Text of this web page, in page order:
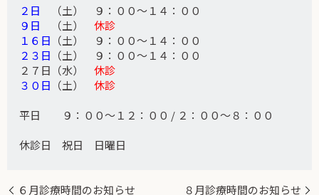
２日
（土） ９：００～１４：００
９日
（土）休診
１６日 （土） ９：００～１４：００
２３日 （土） ９：００～１４：００
２７日（水）休診
３０日 （土）休診
平日 ９：００～１２：００ / ２：００～８：００
休診日 祝日 日曜日
６月診療時間のお知らせ ８月診療時間のお知らせ